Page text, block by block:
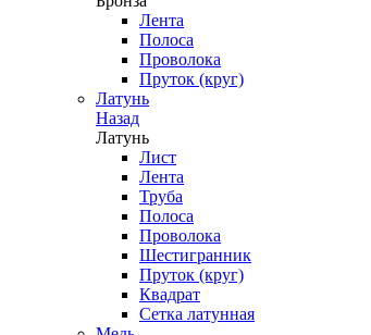
Лента
Полоса
Проволока
Пруток (круг)
Латунь
Назад
Латунь
Лист
Лента
Труба
Полоса
Проволока
Шестигранник
Пруток (круг)
Квадрат
Сетка латунная